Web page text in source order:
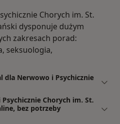
Chorych im. St.
dysponuje dużym
zakresach porad:
seksuologia,
dla Nerwowo i Psychicznie
Chorych im. St.
bez potrzeby